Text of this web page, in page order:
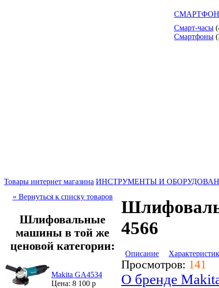
Смарт-часы
Смартфоны
Товары интернет магазина ИНСТРУМЕНТЫ И
« Вернуться к списку товаров
Шлифовальные
машины в той же
ценовой категории:
Makita GA4534
Цена: 8 100 р
4566
Описание
Просмотров: 141
О бренде